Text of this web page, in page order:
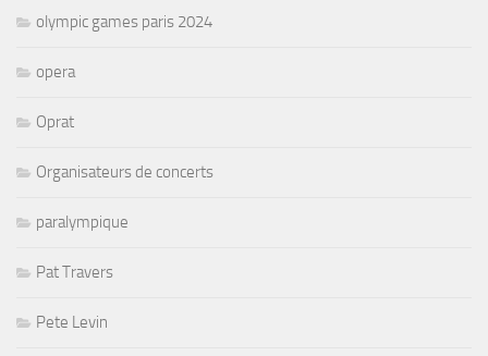
olympic games paris 2024
opera
Oprat
Organisateurs de concerts
paralympique
Pat Travers
Pete Levin